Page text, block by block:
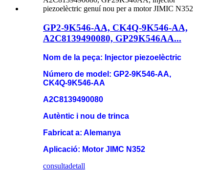
GP2-9K546-AA, CK4Q-9K546-AA,
A2C8139490080, GP29K546AA...
Nom de la peça: Injector piezoelèctric
Número de model: GP2-9K546-AA,
CK4Q-9K546-AA
A2C8139490080
Autèntic i nou de trinca
Fabricat a: Alemanya
Aplicació: Motor JIMC N352
consultadetall